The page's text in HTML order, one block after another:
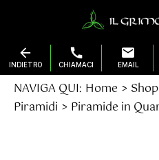
SaltaNAVIGA QUI: Home Shop
Piramidi
Piramide in